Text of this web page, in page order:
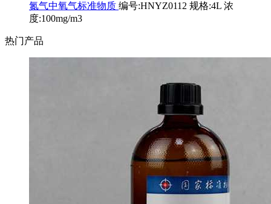
氮气中氧气标准物质 编号:HNYZ0112 规格:4L 浓
度:100mg/m3
热门产品